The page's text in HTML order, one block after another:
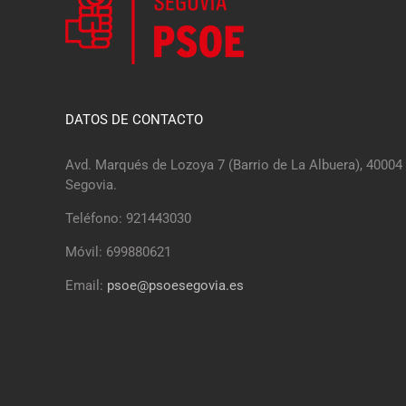
DATOS DE CONTACTO
Avd. Marqués de Lozoya 7 (Barrio de La Albuera), 40004
Segovia.
Teléfono: 921443030
Móvil: 699880621
Email: psoe@psoesegovia.es